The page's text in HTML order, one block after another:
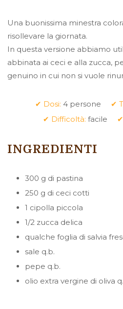
Una buonissima minestra
risollevare la giornata.
In questa versione abbiamo
abbinata ai ceci e alla zucca,
genuino in cui non si vuole
✔ Dosi: 4 persone ✔
✔ Difficoltà: facile
INGREDIENTI
300 g di pastina
250 g di ceci cotti
1 cipolla piccola
1/2 zucca delica
qualche foglia di salvia
sale q.b.
pepe q.b.
olio extra vergine di oliva